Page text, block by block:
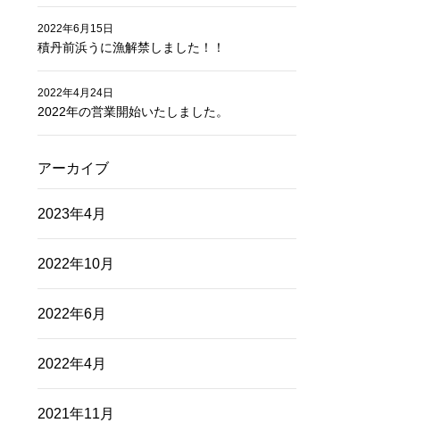
積丹前浜うに漁解禁しました！！
2022年6月15日
2022年の営業開始いたしました。
2022年4月24日
アーカイブ
2023年4月
2022年10月
2022年6月
2022年4月
2021年11月